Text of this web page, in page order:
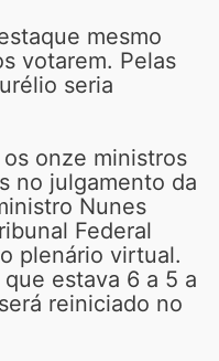
mesmo
votarem. Pelas
seria
onze ministros
no julgamento da
Nunes
Federal
plenário virtual.
estava 6 a 5 a
reiniciado no